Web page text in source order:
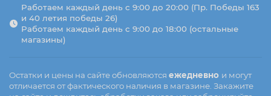
Работаем каждый день с 9:00 до 20:00 (Пр. Победы 163
и 40 летия победы 26)
Работаем каждый день с 9:00 до 18:00 (остальные
магазины)
Остатки и цены на сайте обновляются ежедневно и могут
отличается от фактического наличия в магазине. Закажите